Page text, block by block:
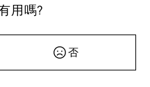
用嗎?
否